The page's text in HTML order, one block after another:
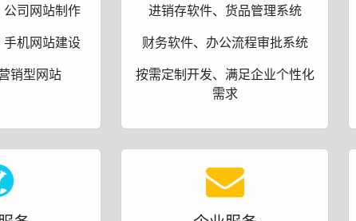
司网站制作
机网站建设
销型网站
进销存软件、货品管理系统
财务软件、办公流程审批系统
按需定制开发、满足企业个性化
需求